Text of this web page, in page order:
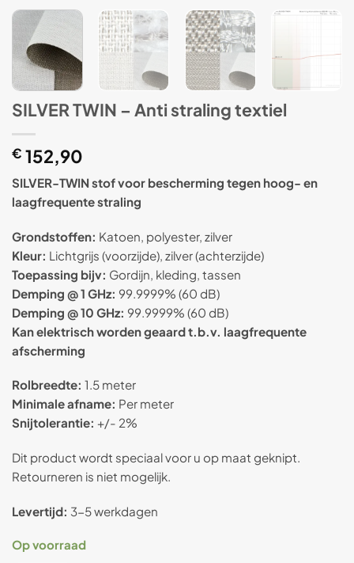
SILVER TWIN – Anti straling textiel
€ 152,90
SILVER-TWIN stof voor bescherming tegen hoog- en
laagfrequente straling
Grondstoffen: Katoen, polyester, zilver
Kleur: Lichtgrijs (voorzijde), zilver (achterzijde)
Toepassing bijv: Gordijn, kleding, tassen
Demping @ 1 GHz: 99.9999% (60 dB)
Demping @ 10 GHz: 99.9999% (60 dB)
Kan elektrisch worden geaard t.b.v. laagfrequente
afscherming
Rolbreedte: 1.5 meter
Minimale afname: Per meter
Snijtolerantie: +/- 2%
Dit product wordt speciaal voor u op maat geknipt.
Retourneren is niet mogelijk.
Levertijd: 3-5 werkdagen
Op voorraad